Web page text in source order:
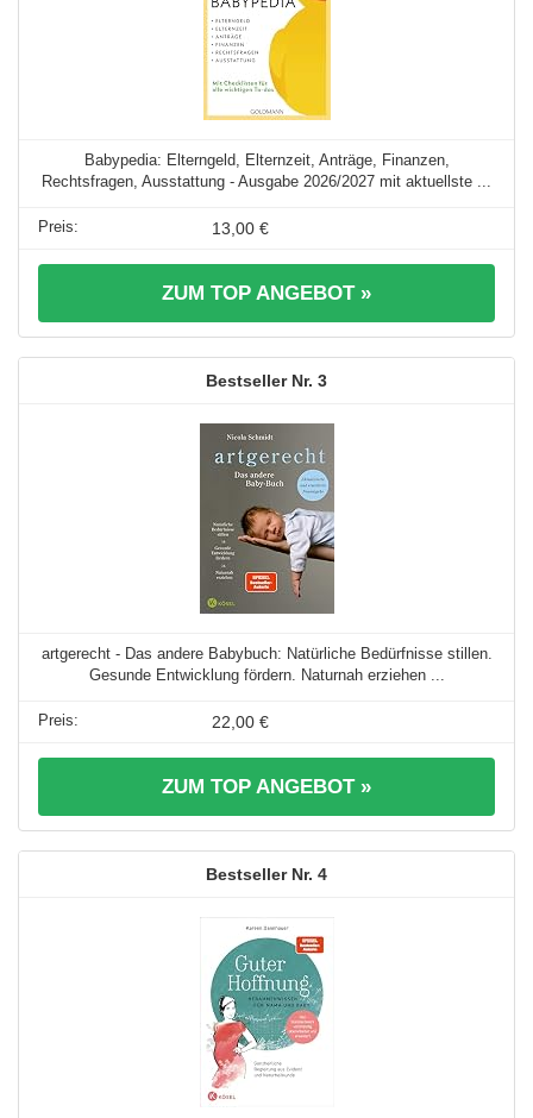
Babypedia: Elterngeld, Elternzeit, Anträge, Finanzen,
Rechtsfragen, Ausstattung - Ausgabe 2026/2027 mit aktuellste ...
13,00 €
ZUM TOP ANGEBOT »
3
artgerecht - Das andere Babybuch: Natürliche Bedürfnisse stillen.
Gesunde Entwicklung fördern. Naturnah erziehen ...
22,00 €
ZUM TOP ANGEBOT »
4